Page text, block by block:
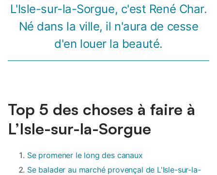
L'Isle-sur-la-Sorgue, c'est René Char.
Né dans la ville, il n'aura de cesse
d'en louer la beauté.
Top 5 des choses à faire à
L’Isle-sur-la-Sorgue
Se promener le long des canaux
Se balader au marché provençal de L'Isle-sur-la-